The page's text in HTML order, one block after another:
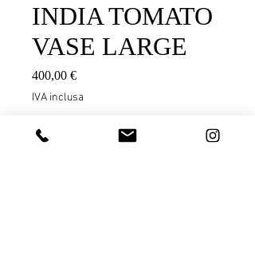
INDIA TOMATO
VASE LARGE
400,00 €Prezzo
IVA inclusa
Aggiungi al carrello